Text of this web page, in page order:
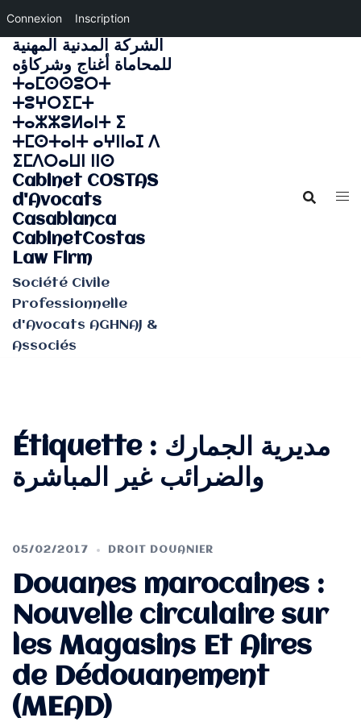
Connexion Inscription
Aller
au
contenu
الشركة المدنية المهنية
للمحاماة أغناج وشركاؤه
ⵜⴰⵎⵙⵙⵓⵔⵜ
ⵜⵓⵖⵔⵉⵎⵜ
ⵜⴰⵣⵣⵓⵍⴰⵏⵜ ⵉ
ⵜⵎⵙⵜⴰⵏⵜ ⴰⵖⵏⵏⴰⵊ ⴷ
ⵉⵎⴷⵔⴰⵡⵏ ⵏⵏⵙ
Cabinet COSTAS
d'Avocats
Casablanca
CabinetCostas
Law Firm
Société Civile
Professionnelle
d'Avocats AGHNAJ &
Associés
Étiquette : مديرية الجمارك
والضرائب غير المباشرة
05/02/2017 DROIT DOUANIER
Douanes marocaines :
Nouvelle circulaire sur
les Magasins Et Aires
de Dédouanement
(MEAD)